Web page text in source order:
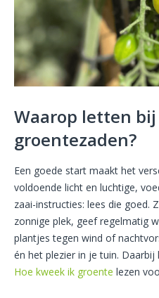
Waarop letten
groentezaden?
Een goede start maakt het
voldoende licht en luchtige,
zaai-instructies: lees die goed.
zonnige plek, geef regelmatig
plantjes tegen wind of
én het plezier in je tuin.
Hoe kweek ik groente lezen